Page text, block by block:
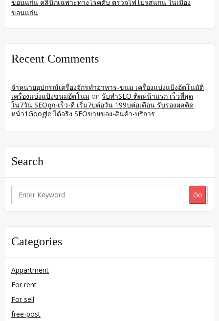
ขอนแก่น คลินิกเฉพาะทางโรคตับ ตรวจไฟโบรสแกน ในเมือง
ขอนแก่น
Recent Comments
จำหน่ายอุปกรณ์เครื่องจักรทำอาหาร-ขนม เครื่องแบ่งแป้งอัตโนมัติ
เครื่องแบ่งแป้งขนมอัตโนม on รับทำSEO ติดหน้าแรก เร็วที่สุด
ใน7วัน SEOถูก-เร็ว-ดี เริ่ม7บต่อวัน 199บต่อเดือน รับรองผลติด
หน้า1Google ได้จริง SEOขายของ-สินค้า-บริการ
Search
Search
Categories
Appartment
For rent
For sell
free-post